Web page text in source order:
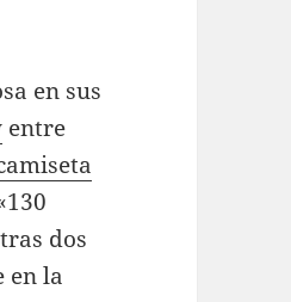
en sus
entre
dos
en la